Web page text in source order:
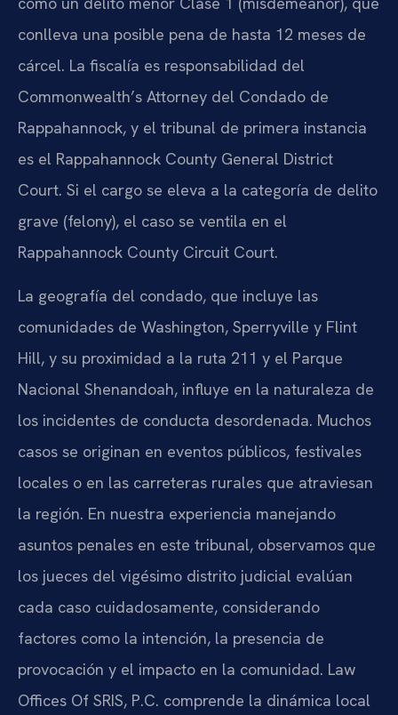
conlleva una posible pena de hasta 12 meses de
cárcel. La fiscalía es responsabilidad del
Commonwealth’s Attorney del Condado de
Rappahannock, y el tribunal de primera instancia
es el Rappahannock County General District
Court. Si el cargo se eleva a la categoría de delito
grave (felony), el caso se ventila en el
Rappahannock County Circuit Court.
La geografía del condado, que incluye las
comunidades de Washington, Sperryville y Flint
Hill, y su proximidad a la ruta 211 y el Parque
Nacional Shenandoah, influye en la naturaleza de
los incidentes de conducta desordenada. Muchos
casos se originan en eventos públicos, festivales
locales o en las carreteras rurales que atraviesan
la región. En nuestra experiencia manejando
asuntos penales en este tribunal, observamos que
los jueces del vigésimo distrito judicial evalúan
cada caso cuidadosamente, considerando
factores como la intención, la presencia de
provocación y el impacto en la comunidad. Law
Offices Of SRIS, P.C. comprende la dinámica local